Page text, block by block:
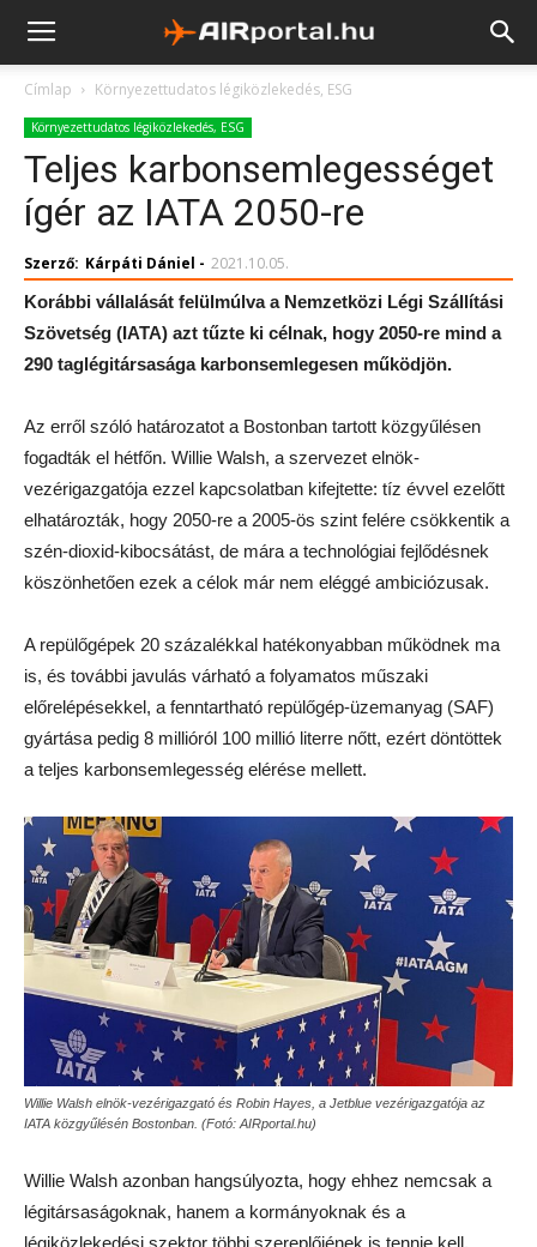
Címlap Környezettudatos légiközlekedés, ESG
Környezettudatos légiközlekedés, ESG
Teljes karbonsemlegességet
ígér az IATA 2050-re
Szerző: Kárpáti Dániel - 2021.10.05.
Korábbi vállalását felülmúlva a Nemzetközi Légi Szállítási
Szövetség (IATA) azt tűzte ki célnak, hogy 2050-re mind a
290 taglégitársasága karbonsemlegesen működjön.
Az erről szóló határozatot a Bostonban tartott közgyűlésen
fogadták el hétfőn. Willie Walsh, a szervezet elnök-
vezérigazgatója ezzel kapcsolatban kifejtette: tíz évvel ezelőtt
elhatározták, hogy 2050-re a 2005-ös szint felére csökkentik a
szén-dioxid-kibocsátást, de mára a technológiai fejlődésnek
köszönhetően ezek a célok már nem eléggé ambiciózusak.
A repülőgépek 20 százalékkal hatékonyabban működnek ma
is, és további javulás várható a folyamatos műszaki
előrelépésekkel, a fenntartható repülőgép-üzemanyag (SAF)
gyártása pedig 8 millióról 100 millió literre nőtt, ezért döntöttek
a teljes karbonsemlegesség elérése mellett.
Willie Walsh elnök-vezérigazgató és Robin Hayes, a Jetblue vezérigazgatója az
IATA közgyűlésén Bostonban. (Fotó: AIRportal.hu)
Willie Walsh azonban hangsúlyozta, hogy ehhez nemcsak a
légitársaságoknak, hanem a kormányoknak és a
légiközlekedési szektor többi szereplőjének is tennie kell.